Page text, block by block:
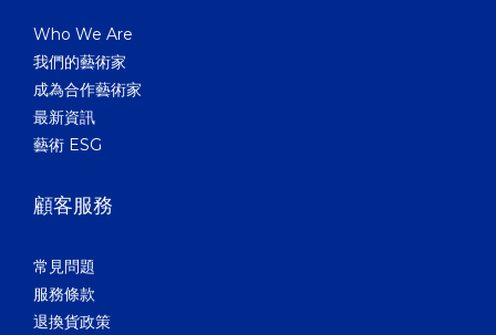
Who We Are
我們的藝術家
成為合作藝術家
最新資訊
藝術 ESG
顧客服務
常見問題
服務條款
退換貨政策